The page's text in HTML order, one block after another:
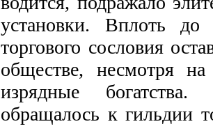
установки. Вплоть до
торгового сословия
обществе, несмотря
изрядные
обращалось к гильдии